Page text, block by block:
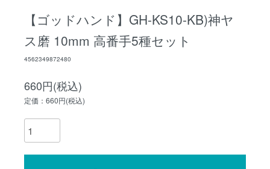
【ゴッドハンド】GH-KS10-KB)神ヤ
ス磨 10mm 高番手5種セット
4562349872480
660円(税込)
定価：660円(税込)